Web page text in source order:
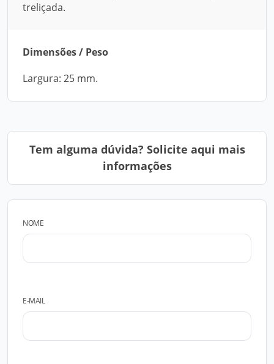
treliçada.
Dimensões / Peso
Largura: 25 mm.
Tem alguma dúvida? Solicite aqui mais
informações
NOME
E-MAIL